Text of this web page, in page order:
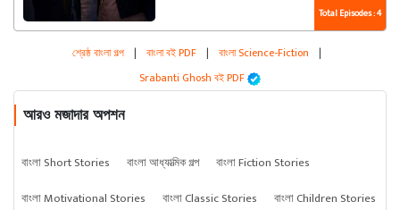
Total Episodes : 4
শ্রেষ্ঠ বাংলা গল্প | বাংলা বই PDF | বাংলা Science-Fiction |
Srabanti Ghosh বই PDF
আরও মজাদার অপশন
বাংলা Short Stories বাংলা আধ্যাত্মিক গল্প
বাংলা Fiction Stories
বাংলা Motivational Stories
বাংলা Classic Stories
বাংলা Children Stories